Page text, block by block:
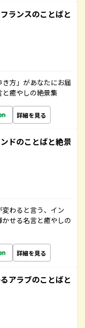
ランスのことばと
方」があなたにお届
癒やしの絶景集
詳細を見る
ドのことばと絶景
わると言う、イン
せる名言と癒やしの
詳細を見る
アラブのことばと